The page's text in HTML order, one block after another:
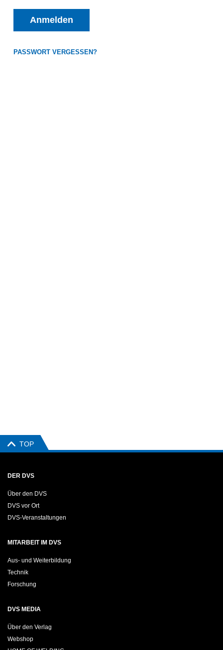
Anmelden
PASSWORT VERGESSEN?
TOP
DER DVS
Über den DVS
DVS vor Ort
DVS-Veranstaltungen
MITARBEIT IM DVS
Aus- und Weiterbildung
Technik
Forschung
DVS MEDIA
Über den Verlag
Webshop